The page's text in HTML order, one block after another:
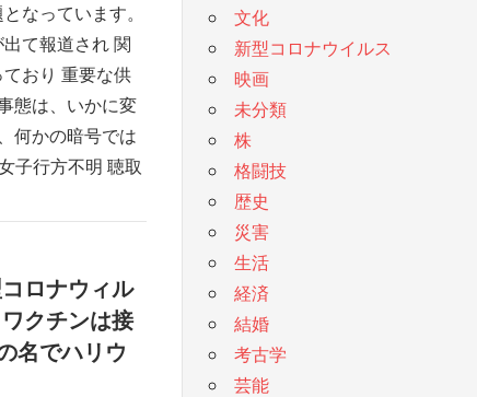
なっています。
て報道され 関
おり 重要な供
態は、いかに変
何かの暗号では
子行方不明 聴取
ロナウィル
クチンは接
名でハリウ
文化
新型コロナウイルス
映画
未分類
株
格闘技
歴史
災害
生活
経済
結婚
考古学
芸能